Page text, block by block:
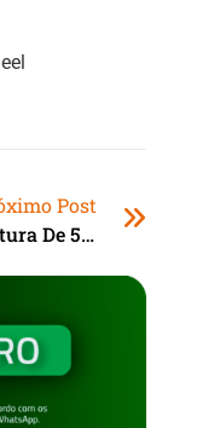
Post
Mulher Fica Ferida Ao Cair De Altura De 5 Metros Em Laguna (SC)